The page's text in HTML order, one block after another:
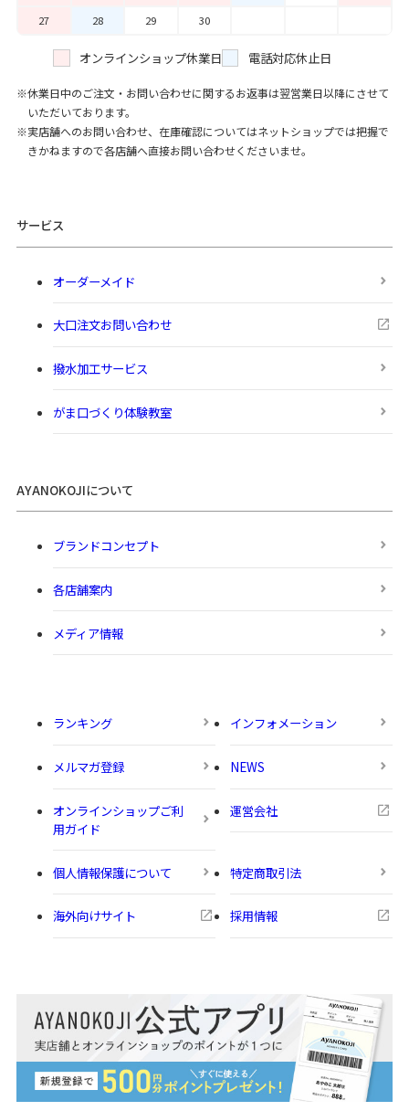
27
28 29 30
オンラインショップ休業日 電話対応休止日
休業日中のご注文・お問い合わせに関するお返事は翌営業日以降にさせて
いただいております。
実店舗へのお問い合わせ、在庫確認についてはネットショップでは把握で
きかねますので各店舗へ直接お問い合わせくださいませ。
サービス
オーダーメイド
大口注文お問い合わせ
撥水加工サービス
がま口づくり体験教室
AYANOKOJIについて
ブランドコンセプト
各店舗案内
メディア情報
ランキング インフォメーション
メルマガ登録 NEWS
オンラインショップご利
用ガイド
運営会社
個人情報保護について 特定商取引法
海外向けサイト 採用情報